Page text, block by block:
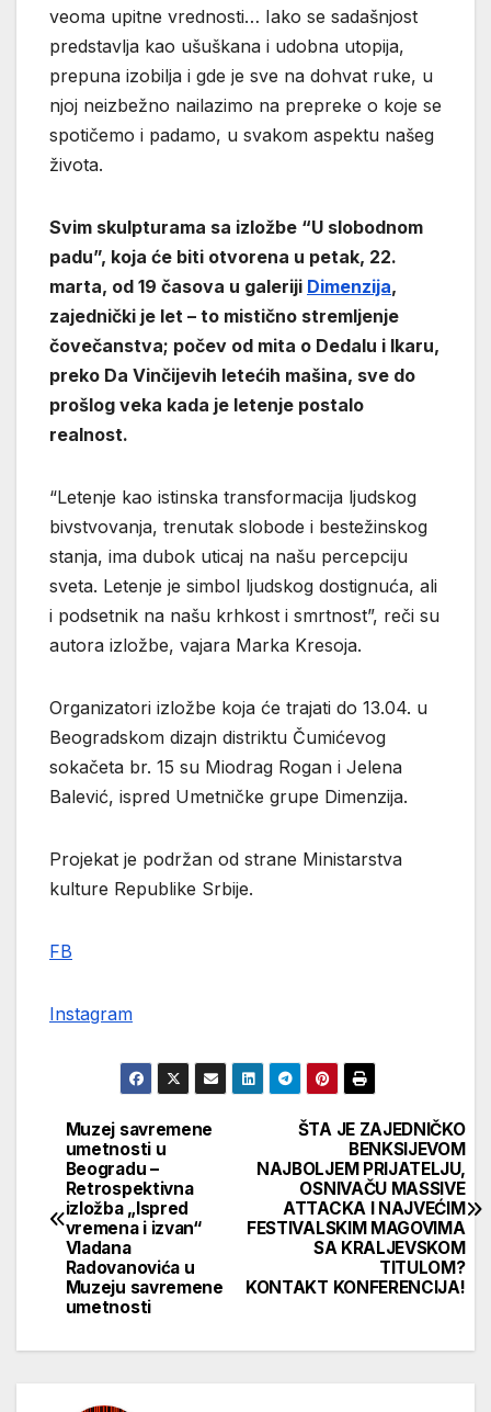
veoma upitne vrednosti… Iako se sadašnjost
predstavlja kao ušuškana i udobna utopija,
prepuna izobilja i gde je sve na dohvat ruke, u
njoj neizbežno nailazimo na prepreke o koje se
spotičemo i padamo, u svakom aspektu našeg
života.
Svim skulpturama sa izložbe “U slobodnom
padu”, koja će biti otvorena u petak, 22.
marta, od 19 časova u galeriji Dimenzija,
zajednički je let – to mistično stremljenje
čovečanstva; počev od mita o Dedalu i Ikaru,
preko Da Vinčijevih letećih mašina, sve do
prošlog veka kada je letenje postalo
realnost.
“Letenje kao istinska transformacija ljudskog
bivstvovanja, trenutak slobode i bestežinskog
stanja, ima dubok uticaj na našu percepciju
sveta. Letenje je simbol ljudskog dostignuća, ali
i podsetnik na našu krhkost i smrtnost”, reči su
autora izložbe, vajara Marka Kresoja.
Organizatori izložbe koja će trajati do 13.04. u
Beogradskom dizajn distriktu Čumićevog
sokačeta br. 15 su Miodrag Rogan i Jelena
Balević, ispred Umetničke grupe Dimenzija.
Projekat je podržan od strane Ministarstva
kulture Republike Srbije.
FB
Instagram
Кретање
чланка
ŠTA JE ZAJEDNIČKO
BENKSIJEVOM
NAJBOLJEM PRIJATELJU,
OSNIVAČU MASSIVE
ATTACKA I NAJVEĆIM
FESTIVALSKIM MAGOVIMA
SA KRALJEVSKOM
TITULOM?
KONTAKT KONFERENCIJA!
Muzej savremene
umetnosti u
Beogradu –
Retrospektivna
izložba „Ispred
vremena i izvan“
Vladana
Radovanovića u
Muzeju savremene
umetnosti